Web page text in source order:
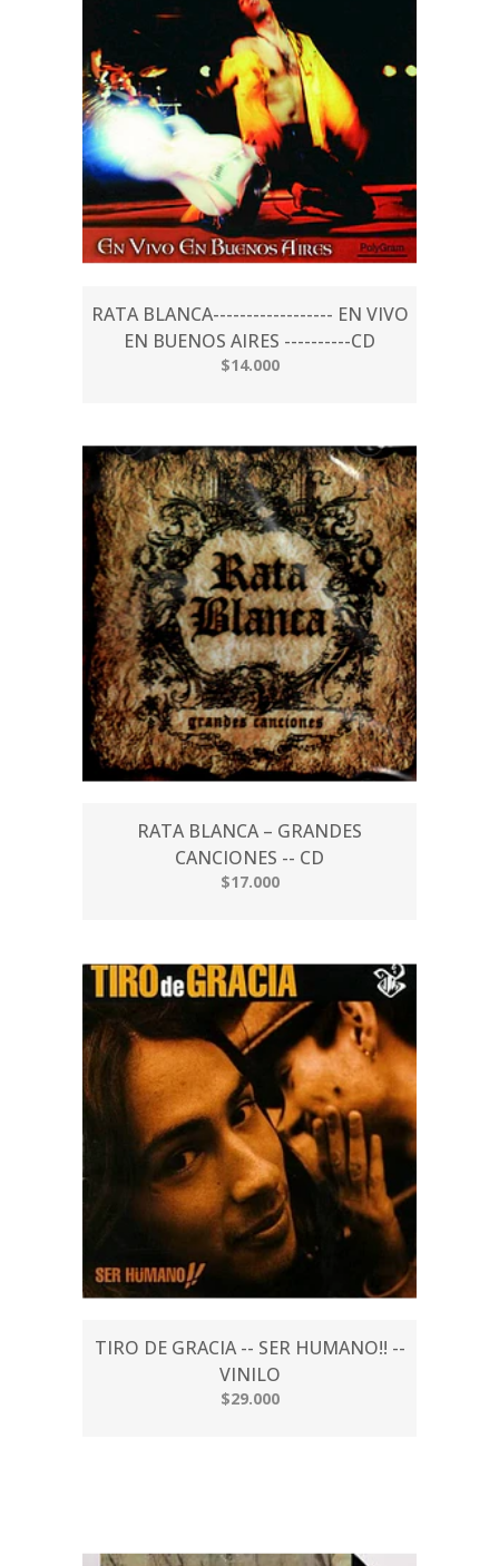
RATA BLANCA------------------ EN VIVO
EN BUENOS AIRES ----------CD
$14.000
RATA BLANCA – GRANDES
CANCIONES -- CD
$17.000
TIRO DE GRACIA -- SER HUMANO!! --
VINILO
$29.000